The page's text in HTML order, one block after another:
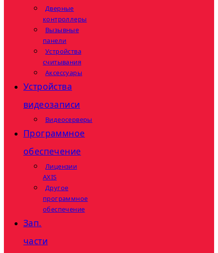
Дверные
контроллеры
Вызывные
панели
Устройства
считывания
Аксессуары
Устройства
видеозаписи
Видеосерверы
Программное
обеспечение
Лицензии
AXIS
Другое
программное
обеспечение
Зап.
части